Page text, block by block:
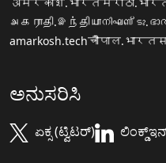
அகராதி.இந்தியா
amarkosh.techचौपाल.भारत
ಅನುಸರಿಸಿ
ಏಕ್ಸ (ಟ್ವಿಟರ್)